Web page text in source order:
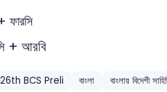
ফারসি
+ আরবি
26th BCS Preli বাংলা বাংলায় বিদেশী